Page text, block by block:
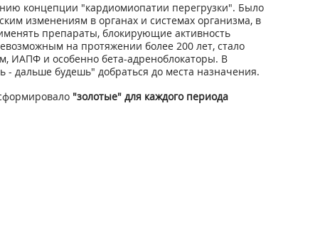
концепции "кардиомиопатии перегрузки". Было
изменениям в органах и системах организма, в
препараты, блокирующие активность
на протяжении более 200 лет, стало
ИАПФ и особенно бета-адреноблокаторы. В
дальше будешь" добраться до места назначения.
"золотые" для каждого периода